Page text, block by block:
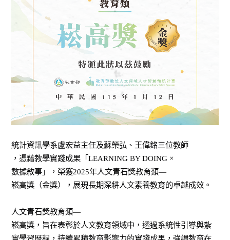
統計資訊學系盧宏益主任及蘇榮弘、王偉銘三位教師
，憑藉教學實踐成果 「LEARNING BY DOING ×
數據敘事」，榮獲2025年人文青石獎教育類—
崧高獎（金獎），展現長期深耕人文素養教育的卓越成效。
人文青石獎教育類—
崧高獎，旨在表彰於人文教育領域中，透過系統性引導與紮